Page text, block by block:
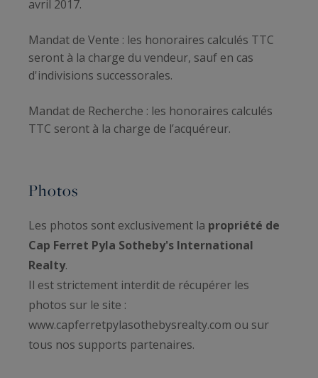
avril 2017.
Mandat de Vente : les honoraires calculés TTC
seront à la charge du vendeur, sauf en cas
d'indivisions successorales.
Mandat de Recherche : les honoraires calculés
TTC seront à la charge de l’acquéreur.
Photos
Les photos sont exclusivement la propriété de
Cap Ferret Pyla Sotheby's International
Realty.
Il est strictement interdit de récupérer les
photos sur le site :
www.capferretpylasothebysrealty.com ou sur
tous nos supports partenaires.